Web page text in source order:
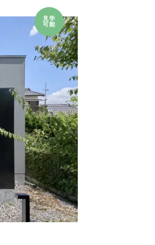
見学
可能